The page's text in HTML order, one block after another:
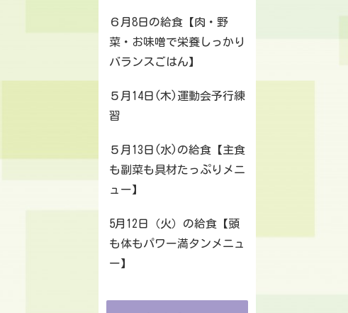
６月8日の給食【肉・野
菜・お味噌で栄養しっかり
バランスごはん】
５月14日(木)運動会予行練
習
５月13日(水)の給食【主食
も副菜も具材たっぷりメニ
ュー】
5月12日（火）の給食【頭
も体もパワー満タンメニュ
ー】